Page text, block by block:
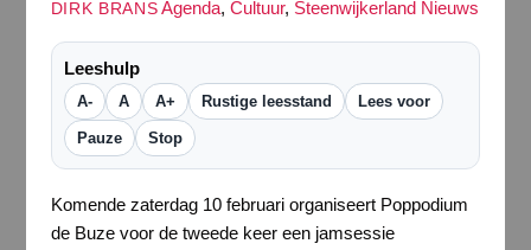
DIRK BRANS Agenda,Cultuur, Steenwijkerland Nieuws
Leeshulp
A- A A+ Rustige leesstand Lees voor
Pauze Stop
Komende zaterdag 10 februari organiseert Poppodium
de Buze voor de tweede keer een jamsessie